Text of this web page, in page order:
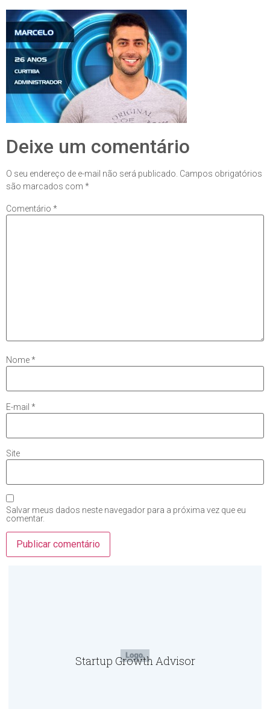
Deixe um comentário
O seu endereço de e-mail não será publicado. Campos obrigatórios
são marcados com *
Comentário *
Nome*
E-mail *
Site
Salvar meus dados neste navegador para a próxima vez que eu
comentar.
Startup Growth Advisor